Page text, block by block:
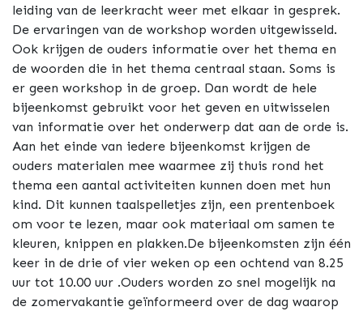
leiding van de leerkracht weer met elkaar in gesprek.
De ervaringen van de workshop worden uitgewisseld.
Ook krijgen de ouders informatie over het thema en
de woorden die in het thema centraal staan. Soms is
er geen workshop in de groep. Dan wordt de hele
bijeenkomst gebruikt voor het geven en uitwisselen
van informatie over het onderwerp dat aan de orde is.
Aan het einde van iedere bijeenkomst krijgen de
ouders materialen mee waarmee zij thuis rond het
thema een aantal activiteiten kunnen doen met hun
kind. Dit kunnen taalspelletjes zijn, een prentenboek
om voor te lezen, maar ook materiaal om samen te
kleuren, knippen en plakken.De bijeenkomsten zijn één
keer in de drie of vier weken op een ochtend van 8.25
uur tot 10.00 uur .Ouders worden zo snel mogelijk na
de zomervakantie geïnformeerd over de dag waarop